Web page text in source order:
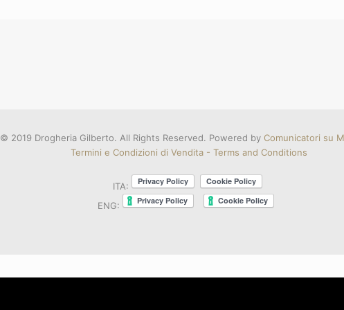
© 2019 Drogheria Gilberto. All Rights Reserved. Powered by Comunicatori su
Termini e Condizioni di Vendita - Terms and Conditions
ITA:
ENG: